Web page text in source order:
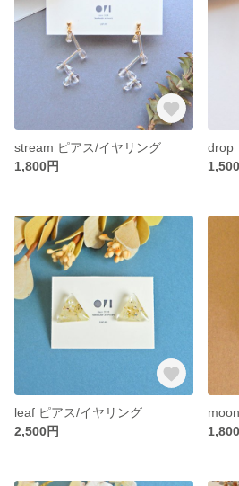
stream ピアス/イヤリング
1,800円
drop
leaf ピアス/イヤリング
2,500円